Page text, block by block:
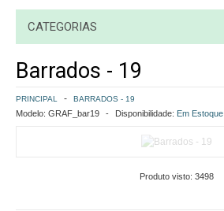
A EMPRESA
CONTATO
COMO COMPRAR
POLÍTICA DE FRETE GRÁTIS
CATEGORIAS
Barrados - 19
PRINCIPAL BARRADOS - 19
Modelo: GRAF_bar19 Disponibilidade: Em Estoque
Produto visto: 3498